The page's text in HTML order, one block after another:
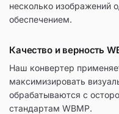
несколько изображений
обеспечением.
Качество и верность
Наш конвертер
максимизировать
обрабатываются с
стандартам WBMP.